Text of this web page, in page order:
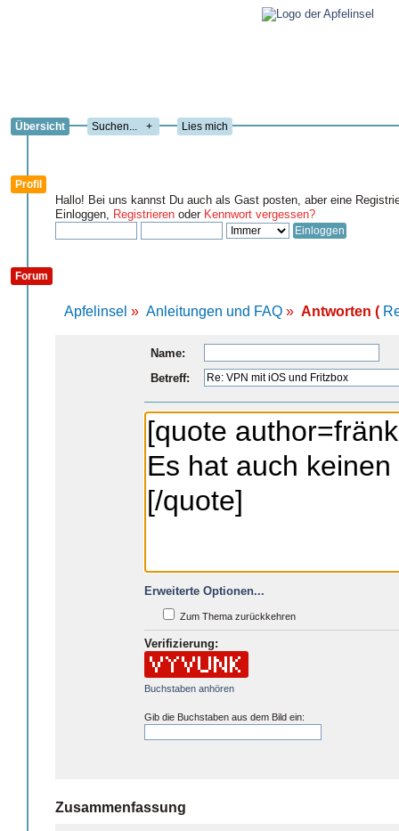
Übersicht + Lies mich
Profil
Hallo! Bei uns kannst Du auch als Gast posten, aber eine
Einloggen, Registrieren oder Kennwort vergessen?
Forum
Apfelinsel » Anleitungen und FAQ » Antworten (
Name:
Betreff:
Erweiterte Optionen...
Zum Thema zurückkehren
Verifizierung:
Buchstaben anhören
Gib die Buchstaben aus dem Bild ein:
Zusammenfassung